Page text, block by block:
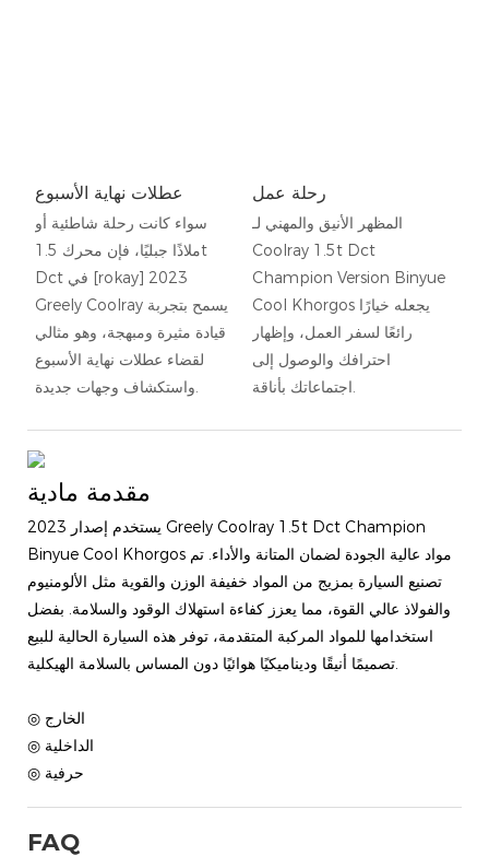
عطلات نهاية الأسبوع
سواء كانت رحلة شاطئية أو
ملاذًا جبليًا، فإن محرك 1.5t
Dct في [rokay] 2023
Greely Coolray يسمح بتجربة
قيادة مثيرة ومبهجة، وهو مثالي
لقضاء عطلات نهاية الأسبوع
رحلة عمل
المظهر الأنيق والمهني لـ
Coolray 1.5t Dct
Champion Version Binyue
Cool Khorgos يجعله خيارًا
رائعًا لسفر العمل، وإظهار
احترافك والوصول إلى
مقدمة مادية
يستخدم إصدار 2023 Greely Coolray 1.5t Dct Champion
Binyue Cool Khorgos مواد عالية الجودة لضمان المتانة والأداء. تم
تصنيع السيارة بمزيج من المواد خفيفة الوزن والقوية مثل الألومنيوم
والفولاذ عالي القوة، مما يعزز كفاءة استهلاك الوقود والسلامة. بفضل
استخدامها للمواد المركبة المتقدمة، توفر هذه السيارة الحالية للبيع
تصميمًا أنيقًا وديناميكيًا هوائيًا دون المساس بالسلامة الهيكلية.
◎ الداخلية
◎ حرفية
FAQ